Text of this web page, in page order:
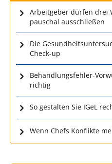
Arbeitgeber dürfen drei
pauschal ausschließen
Die
Check-up
Behandlungsfehler-
richtig
So gestalten Sie IGeL
Wenn Chefs Konflikte